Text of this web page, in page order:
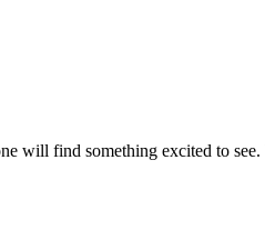
will find something excited to